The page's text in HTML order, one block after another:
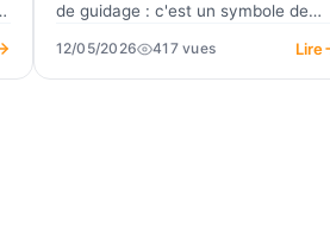
de guidage : c'est un symbole de
12/05/2026 417 vues Lire